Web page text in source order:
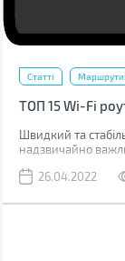
Статті
ТОП 15 Wi-Fi
Швидкий та
надзвичайно
до абсолютно
26.04.2022